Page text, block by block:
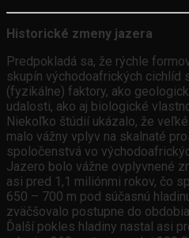
Historické zmeny jazera
Predpokladá sa, že rýchle
skupín východoafrických cichlíd
(fyzikálne) faktory, ako
udalosti, ako aj biologické
Niekoľko štúdií ukázalo, že veľké
malo vážny vplyv na skalnaté
spoločenstvá vo
Jazero bolo vážne ovplyvnené
asi pred 1,1 miliónmi rokov, čo
650 – 700 m pod súčasnú
zväčšovalo postupne do
Ďalší pokles hladiny nastal asi